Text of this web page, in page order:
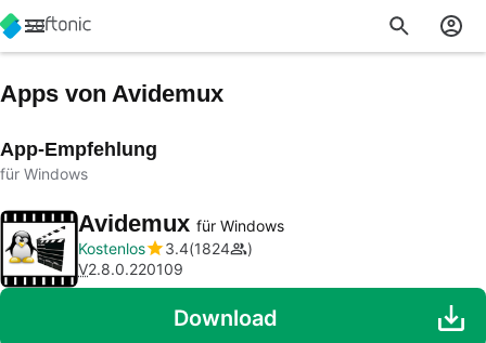
Apps von Avidemux
App-Empfehlung
für Windows
Avidemux für Windows
Kostenlos
3.4 1824
V2.8.0.220109
Download